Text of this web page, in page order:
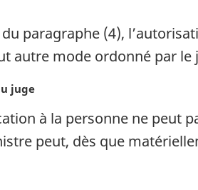
paragraphe (4),
autre mode ordonné par le
juge
à la personne ne peut
peut, dès que